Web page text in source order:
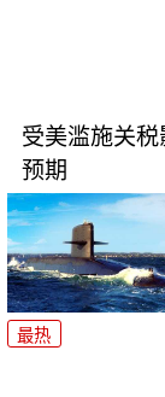
受美滥施关
预期
最热